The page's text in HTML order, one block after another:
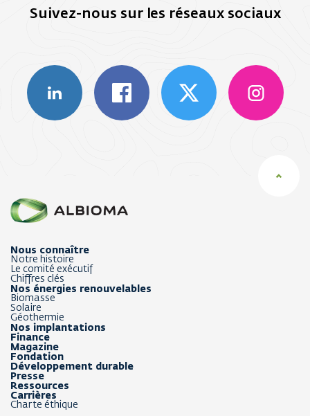
Suivez-nous sur les réseaux sociaux
Nous connaître
Notre histoire
Le comité exécutif
Chiffres clés
Nos énergies renouvelables
Biomasse
Solaire
Géothermie
Nos implantations
Finance
Magazine
Fondation
Développement durable
Presse
Ressources
Carrières
Charte éthique